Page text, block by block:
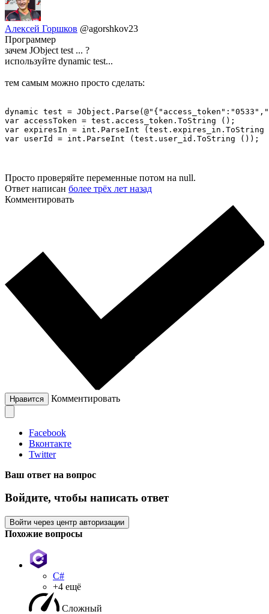
Алексей Горшков @agorshkov23
Программер
зачем JObject test ... ?
используйте dynamic test...
тем самым можно просто сделать:
dynamic test =
var accessToken = test.access_token.ToString ();
var expiresIn = int.ParseInt
var userId = int.ParseInt (test.user_id.ToString ());
Просто проверяйте переменные потом на null.
Ответ написан более трёх лет назад
Комментировать
Нравится Комментировать
Facebook
Вконтакте
Twitter
Ваш ответ на вопрос
Войдите, чтобы написать ответ
Войти через центр авторизации
Похожие вопросы
C#
+4 ещё
Сложный